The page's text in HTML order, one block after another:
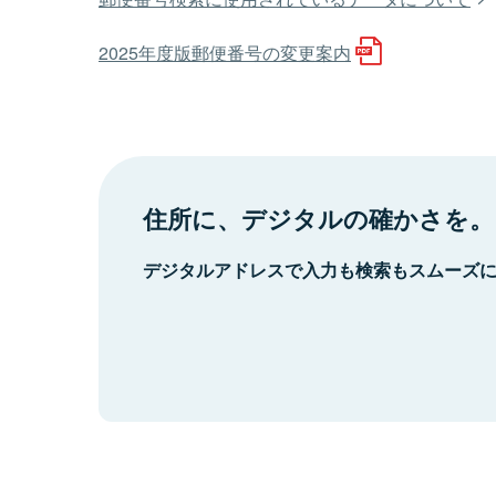
2025年度版郵便番号の変更案内
住所に、デジタルの確かさを。
デジタルアドレスで入力も検索もスムーズ